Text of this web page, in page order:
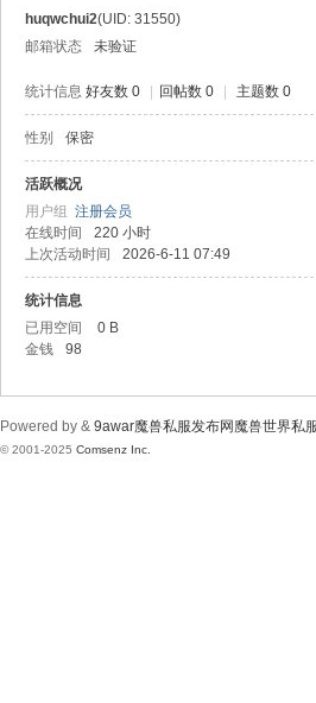
huqwchui2(UID: 31550)
邮箱状态
未验证
统计信息 好友数 0 回帖数 0 主题数 0
性别 保密
活跃概况
用户组 注册会员
在线时间
220 小时
上次活动时间
2026-6-11 07:49
统计信息
已用空间
0 B
金钱
98
Powered by & 9awar魔兽私服发布网魔兽世界私
© 2001-2025 Comsenz Inc.